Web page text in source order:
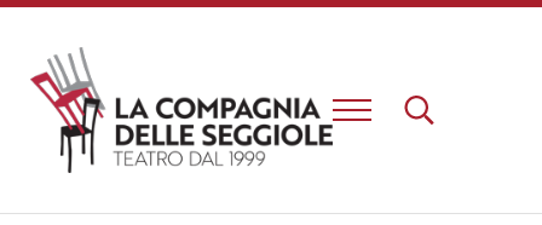
Passa al contenuto principale
Skip to header right navigation
Skip to site footer
La Compagnia delle Seggiole
Un nuovo teatro e una nuova esperienza a Firenze
Menu Search...